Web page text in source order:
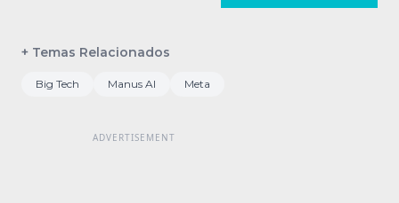
+ Temas Relacionados
Big Tech Manus AI Meta